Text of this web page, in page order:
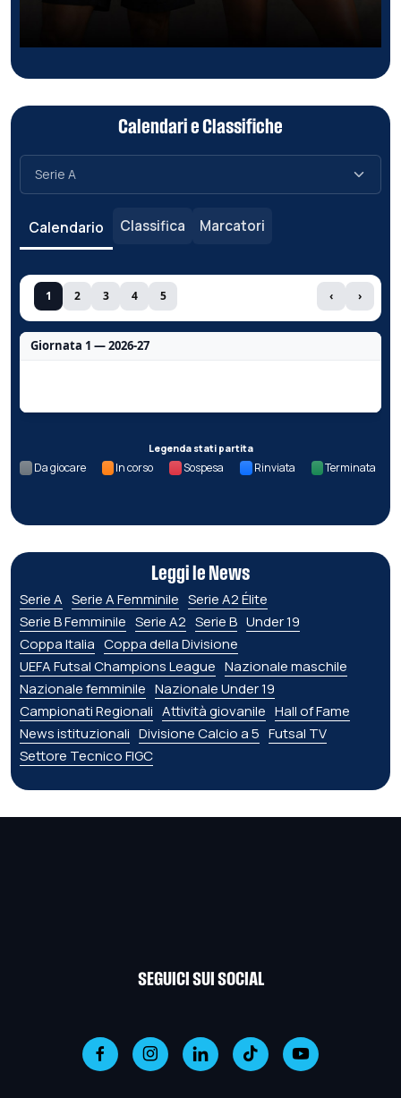
Calendari e Classifiche
Calendario Classifica Marcatori
1 2 3 4 5 ‹ ›
Giornata 1 — 2026-27
Legenda stati partita
Da giocare In corso Sospesa Rinviata Terminata
Leggi le News
Serie A Serie A Femminile Serie A2 Élite
Serie B Femminile Serie A2 Serie B Under 19
Coppa Italia Coppa della Divisione
UEFA Futsal Champions League Nazionale maschile
Nazionale femminile Nazionale Under 19
Campionati Regionali Attività giovanile Hall of Fame
News istituzionali Divisione Calcio a 5 Futsal TV
Settore Tecnico FIGC
SEGUICI SUI SOCIAL